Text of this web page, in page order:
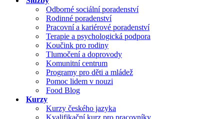
Odborné sociální poradenství
Rodinné poradenství
Pracovní a kariérové poradenství
Terapie a psychologická podpora
Koučink pro rodiny
Tlumočení a doprovody
Komunitní centrum
Programy pro děti a mládež
Pomoc lidem v nouzi
Food Blog
Kurzy
Kurzy českého jazyka